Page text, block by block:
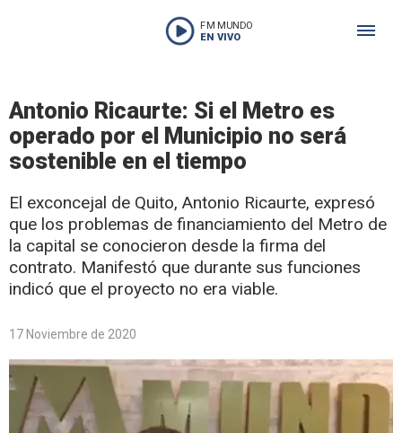
FM MUNDO
EN VIVO
Antonio Ricaurte: Si el Metro es
operado por el Municipio no será
sostenible en el tiempo
El exconcejal de Quito, Antonio Ricaurte, expresó
que los problemas de financiamiento del Metro de
la capital se conocieron desde la firma del
contrato. Manifestó que durante sus funciones
indicó que el proyecto no era viable.
17 Noviembre de 2020